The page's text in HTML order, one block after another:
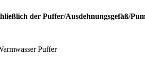
der Puffer/Ausdehnungsgefäß/
Puffer